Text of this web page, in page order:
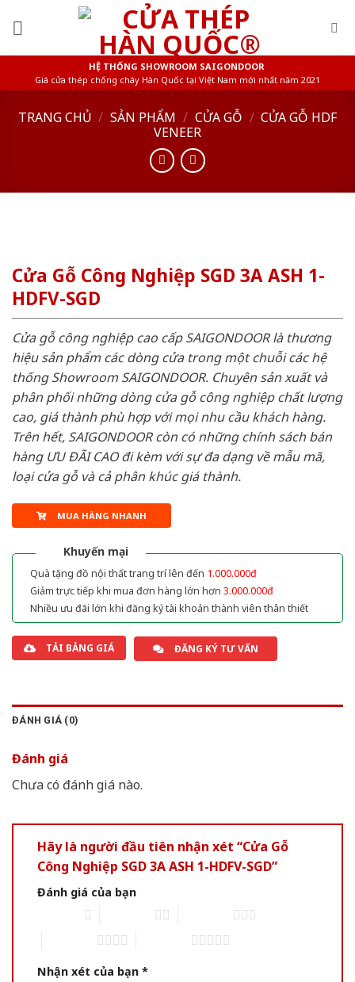
HỆ THỐNG SHOWROOM SAIGONDOOR
Giá cửa thép chống cháy Hàn Quốc tại Việt Nam mới nhất năm 2021
TRANG CHỦ / SẢN PHẨM / CỬA GỖ / CỬA GỖ HDF
VENEER
Cửa Gỗ Công Nghiệp SGD 3A ASH 1-
HDFV-SGD
Cửa gỗ công nghiệp cao cấp SAIGONDOOR là thương
hiệu sản phẩm các dòng cửa trong một chuỗi các hệ
thống Showroom SAIGONDOOR. Chuyên sản xuất và
phân phối những dòng cửa gỗ công nghiệp chất lượng
cao, giá thành phù hợp với mọi nhu cầu khách hàng.
Trên hết, SAIGONDOOR còn có những chính sách bán
hàng ƯU ĐÃI CAO đi kèm với sự đa dạng về mẫu mã,
loại cửa gỗ và cả phân khúc giá thành.
MUA HÀNG NHANH
Khuyến mại
Quà tặng đồ nội thất trang trí lên đến 1.000.000đ
Giảm trực tiếp khi mua đơn hàng lớn hơn 3.000.000đ
Nhiều ưu đãi lớn khi đăng ký tài khoản thành viên thân thiết
TẢI BẢNG GIÁ ĐĂNG KÝ TƯ VẤN
ĐÁNH GIÁ (0)
Đánh giá
Chưa có đánh giá nào.
Hãy là người đầu tiên nhận xét “Cửa Gỗ
Công Nghiệp SGD 3A ASH 1-HDFV-SGD”
Đánh giá của bạn
Nhận xét của bạn *